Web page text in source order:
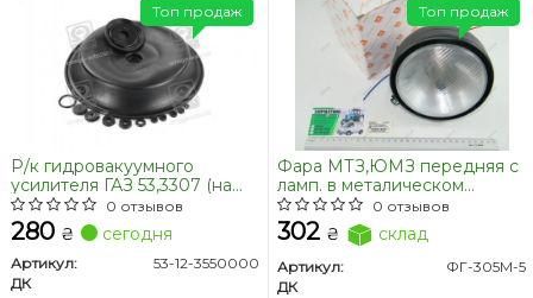
Р/к гидровакуумного
усилителя ГАЗ 53,3307 (на
гидровакуум ДК) <ДК>
0 отзывов
280 ₴ сегодня
Артикул:
53-12-3550000
ДК
Топ продаж
Фара МТЗ,ЮМЗ передняя с
ламп. в металическом
корпусе 127мм <ДК>
0 отзывов
302 ₴ склад
Артикул:
ФГ-305М-5
ДК
Топ продаж